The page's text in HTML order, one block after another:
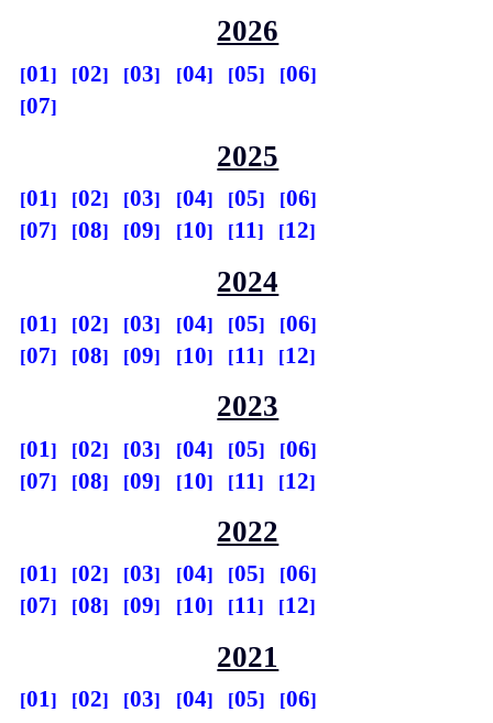
2026
01 02 03 04 05
06
07
2025
01 02 03 04 05
06
07
08 09 10 11 12
2024
01 02 03 04 05
06
07
08 09 10 11 12
2023
01 02 03 04 05
06
07
08 09 10 11 12
2022
01 02 03 04 05
06
07
08 09 10 11 12
2021
01 02 03 04 05
06